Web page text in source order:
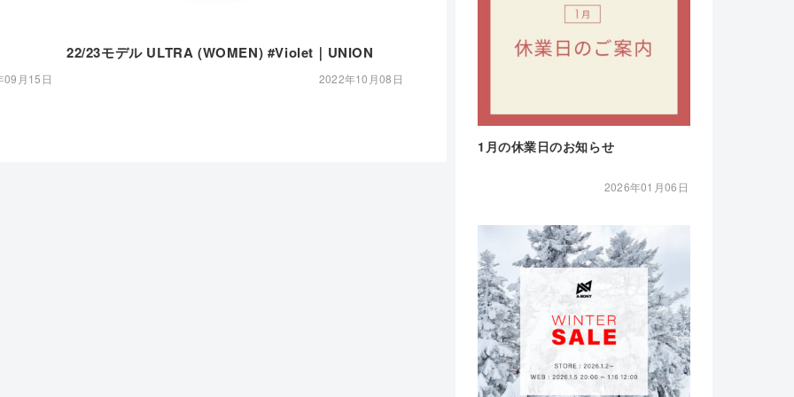
09月15日
22/23モデル ULTRA (WOMEN) #Violet｜UNION
2022年10月08日
1月の休業日のお知らせ
2026年01月06日